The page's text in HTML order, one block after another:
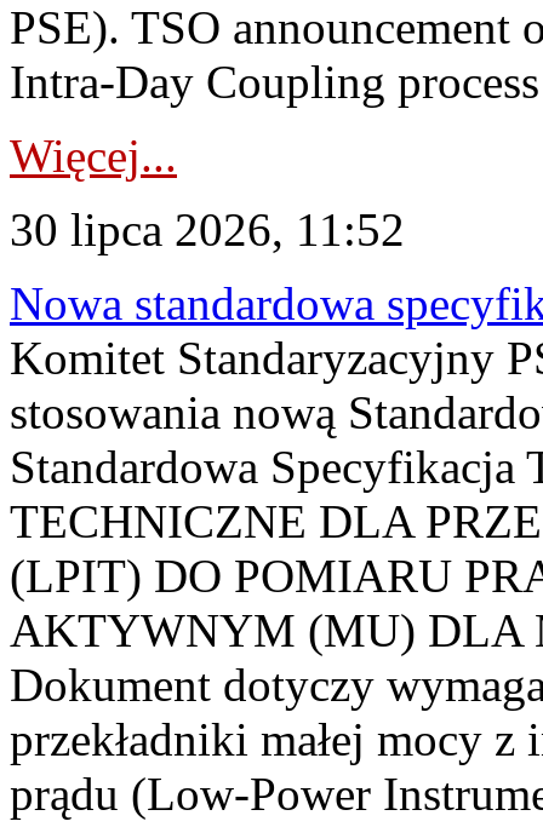
PSE). TSO announcement
Intra-Day Coupling
Więcej...
30 lipca 2026, 11:52
Nowa standardowa
Komitet Standaryzacyjny
stosowania nową
Standardowa
TECHNICZNE DLA
(LPIT) DO POMIARU
AKTYWNYM (MU) DLA
Dokument dotyczy
przekładniki małej mocy
prądu (Low-Power